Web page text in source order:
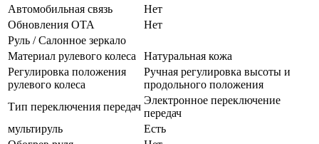
Автомобильная связь
Нет
Обновления OTA
Нет
Руль / Салонное зеркало
Материал рулевого колеса
Натуральная кожа
Регулировка положения
рулевого колеса
Ручная регулировка высоты и
продольного положения
Тип переключения передач
Электронное переключение
передач
мультируль
Есть